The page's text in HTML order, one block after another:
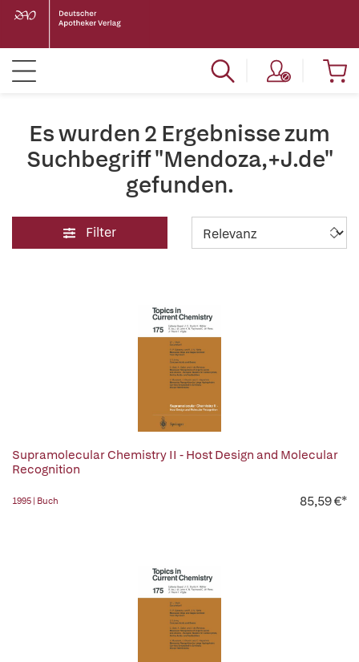
Es wurden 2 Ergebnisse zum
Suchbegriff "Mendoza,+J.de"
gefunden.
Filter
Supramolecular Chemistry II - Host Design and Molecular
Recognition
1995 | Buch 85,59 €*